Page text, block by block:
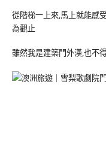
從階梯一上來,馬上就能感
為觀止
雖然我是建築門外漢,也不